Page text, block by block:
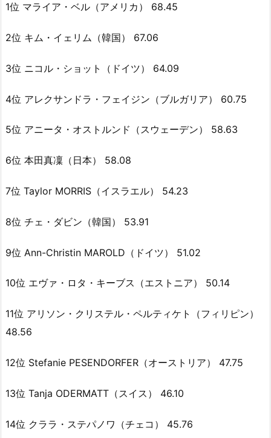
1位 マライア・ベル（アメリカ） 68.45
2位 キム・イェリム（韓国） 67.06
3位 ニコル・ショット（ドイツ） 64.09
4位 アレクサンドラ・フェイジン（ブルガリア） 60.75
5位 アニータ・オストルンド（スウェーデン） 58.63
6位 本田真凜（日本） 58.08
7位 Taylor MORRIS（イスラエル） 54.23
8位 チェ・ダビン（韓国） 53.91
9位 Ann-Christin MAROLD（ドイツ） 51.02
10位 エヴァ・ロタ・キーブス（エストニア） 50.14
11位 アリソン・クリステル・ペルティケト（フィリピン）
48.56
12位 Stefanie PESENDORFER（オーストリア） 47.75
13位 Tanja ODERMATT（スイス） 46.10
14位 クララ・ステパノワ（チェコ） 45.76